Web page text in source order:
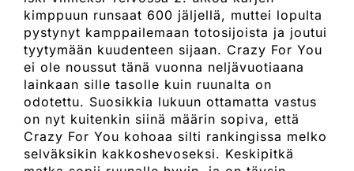
kimppuun runsaat 600 jäljellä, muttei lopulta
pystynyt kamppailemaan totosijoista ja joutui
tyytymään kuudenteen sijaan. Crazy For You
ei ole noussut tänä vuonna neljävuotiaana
lainkaan sille tasolle kuin ruunalta on
odotettu. Suosikkia lukuun ottamatta vastus
on nyt kuitenkin siinä määrin sopiva, että
Crazy For You kohoaa silti rankingissa melko
selväksikin kakkoshevoseksi. Keskipitkä